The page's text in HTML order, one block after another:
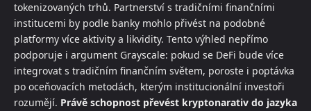
tokenizovaných trhů. Partnerství s tradičními finančními
institucemi by podle banky mohlo přivést na podobné
platformy více aktivity a likvidity. Tento výhled nepřímo
podporuje i argument Grayscale: pokud se DeFi bude více
integrovat s tradičním finančním světem, poroste i poptávka
po oceňovacích metodách, kterým institucionální investoři
rozumějí. Právě schopnost převést kryptonarativ do jazyka